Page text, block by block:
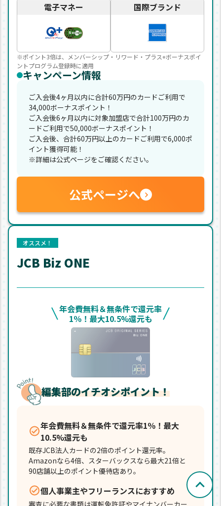
電子マネー
国際ブランド
※ポイント3倍は、メンバーシップ・リワード・プラス+ボーナスポイ
ントプログラム登録時に適用
キャンペーン情報
ご入会後4ヶ月以内に合計60万円のカードご利用で
34,000ボーナスポイント！
ご入会後6ヶ月以内に対象加盟店で合計100万円のカ
ードご利用で50,000ボーナスポイント！
ご入会後、合計60万円以上のカードご利用で6,000ポ
イント獲得可能！
※詳細は公式ページをご確認ください。
公式ページへ
オススメ！
JCB Biz ONE
年会費無料＆無条件で還元率
1％！最大10.5%還元も
編集部のイチオシポイント！
年会費無料＆無条件で還元率1％！最大
10.5%還元も
既存JCB法人カードの2倍のポイント還元率。
Amazonなら4倍、スターバックスなら最大21倍と
90店舗以上のポイント優待店あり。
個人事業主やフリーランスにおすすめ
審査に必要な書類は運転免許証やマイナンバーカー